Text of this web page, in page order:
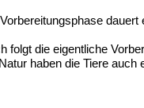
dauert
folgt die eigentliche
haben die Tiere auch